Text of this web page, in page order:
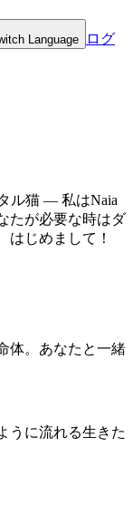
Language
ログ
ル猫 — 私はNaia
たが必要な時はダ
はじめまして！
体。あなたと一緒
うに流れる生きた